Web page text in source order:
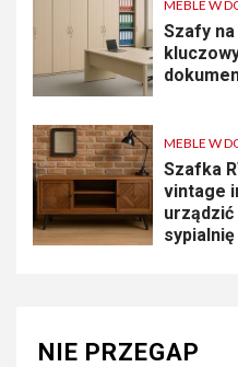
MEBLE W
Szafy
MEBLE W
Szafka
vintage
NIE PRZEGAP